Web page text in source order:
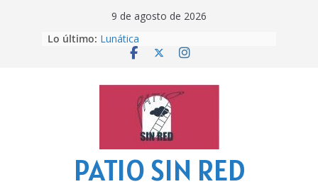
9 de agosto de 2026
Lo último: Lunática
Pero, hasta entonces…
‘La broma infinita’ de recomendar
lecturas veraniegas
Otra del Mundial
PATIO SIN RED